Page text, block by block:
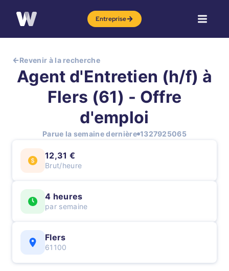
Entreprise
Revenir à la recherche
Agent d'Entretien (h/f) à
Flers (61) - Offre
d'emploi
Parue la semaine dernière 1327925065
12,31 €
Brut/heure
4 heures
par semaine
Flers
61100